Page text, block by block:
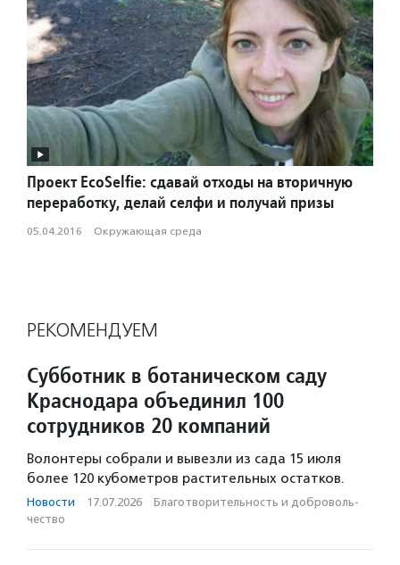
Проект EcoSelfie: сдавай отходы на вторичную
переработку, делай селфи и получай призы
05.04.2016 · Окружающая среда
РЕКОМЕНДУЕМ
Субботник в ботаническом саду
Краснодара объединил 100
сотрудников 20 компаний
Волонтеры собрали и вывезли из сада 15 июля
более 120 кубометров растительных остатков.
Новости · 17.07.2026 · Благотвори­тель­ность и доброволь­
чест­во